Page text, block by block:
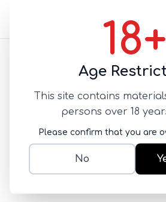
18+
Age
This site contains
persons over 18
Please confirm that you are
No
Айс ти
NEW-1782800902168